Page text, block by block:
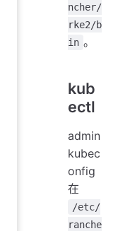
ncher/
rke2/b
in 。
kub
ectl
admin
kubec
onfig
在
/etc/
ranche